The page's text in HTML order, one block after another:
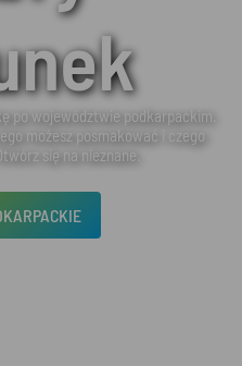
po województwie podkarpackim.
możesz posmakować i czego
się na nieznane.